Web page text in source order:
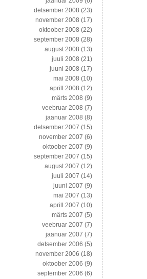
detsember 2008 (23)
november 2008 (17)
oktoober 2008 (22)
september 2008 (28)
august 2008 (13)
juuli 2008 (21)
juuni 2008 (17)
mai 2008 (10)
aprill 2008 (12)
märts 2008 (9)
veebruar 2008 (7)
jaanuar 2008 (8)
detsember 2007 (15)
november 2007 (6)
oktoober 2007 (9)
september 2007 (15)
august 2007 (12)
juuli 2007 (14)
juuni 2007 (9)
mai 2007 (13)
aprill 2007 (10)
märts 2007 (5)
veebruar 2007 (7)
jaanuar 2007 (7)
detsember 2006 (5)
november 2006 (18)
oktoober 2006 (9)
september 2006 (6)